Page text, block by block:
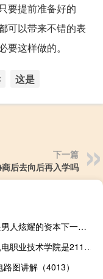
要提前准备好的
可以带来不错的表
这样做的。
这是
下一篇
后去向后再入学吗
女人是男人炫耀的资本下一句是什么 你曾是我向别人炫耀的资本
广东机电职业技术学院是211大学吗
图讲解（4013）